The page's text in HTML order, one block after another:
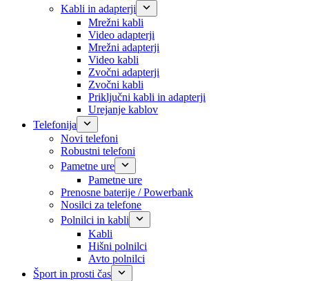
Kabli in adapterji
Mrežni kabli
Video adapterji
Mrežni adapterji
Video kabli
Zvočni adapterji
Zvočni kabli
Priključni kabli in adapterji
Urejanje kablov
Telefonija
Novi telefoni
Robustni telefoni
Pametne ure
Pametne ure
Prenosne baterije / Powerbank
Nosilci za telefone
Polnilci in kabli
Kabli
Hišni polnilci
Avto polnilci
Šport in prosti čas